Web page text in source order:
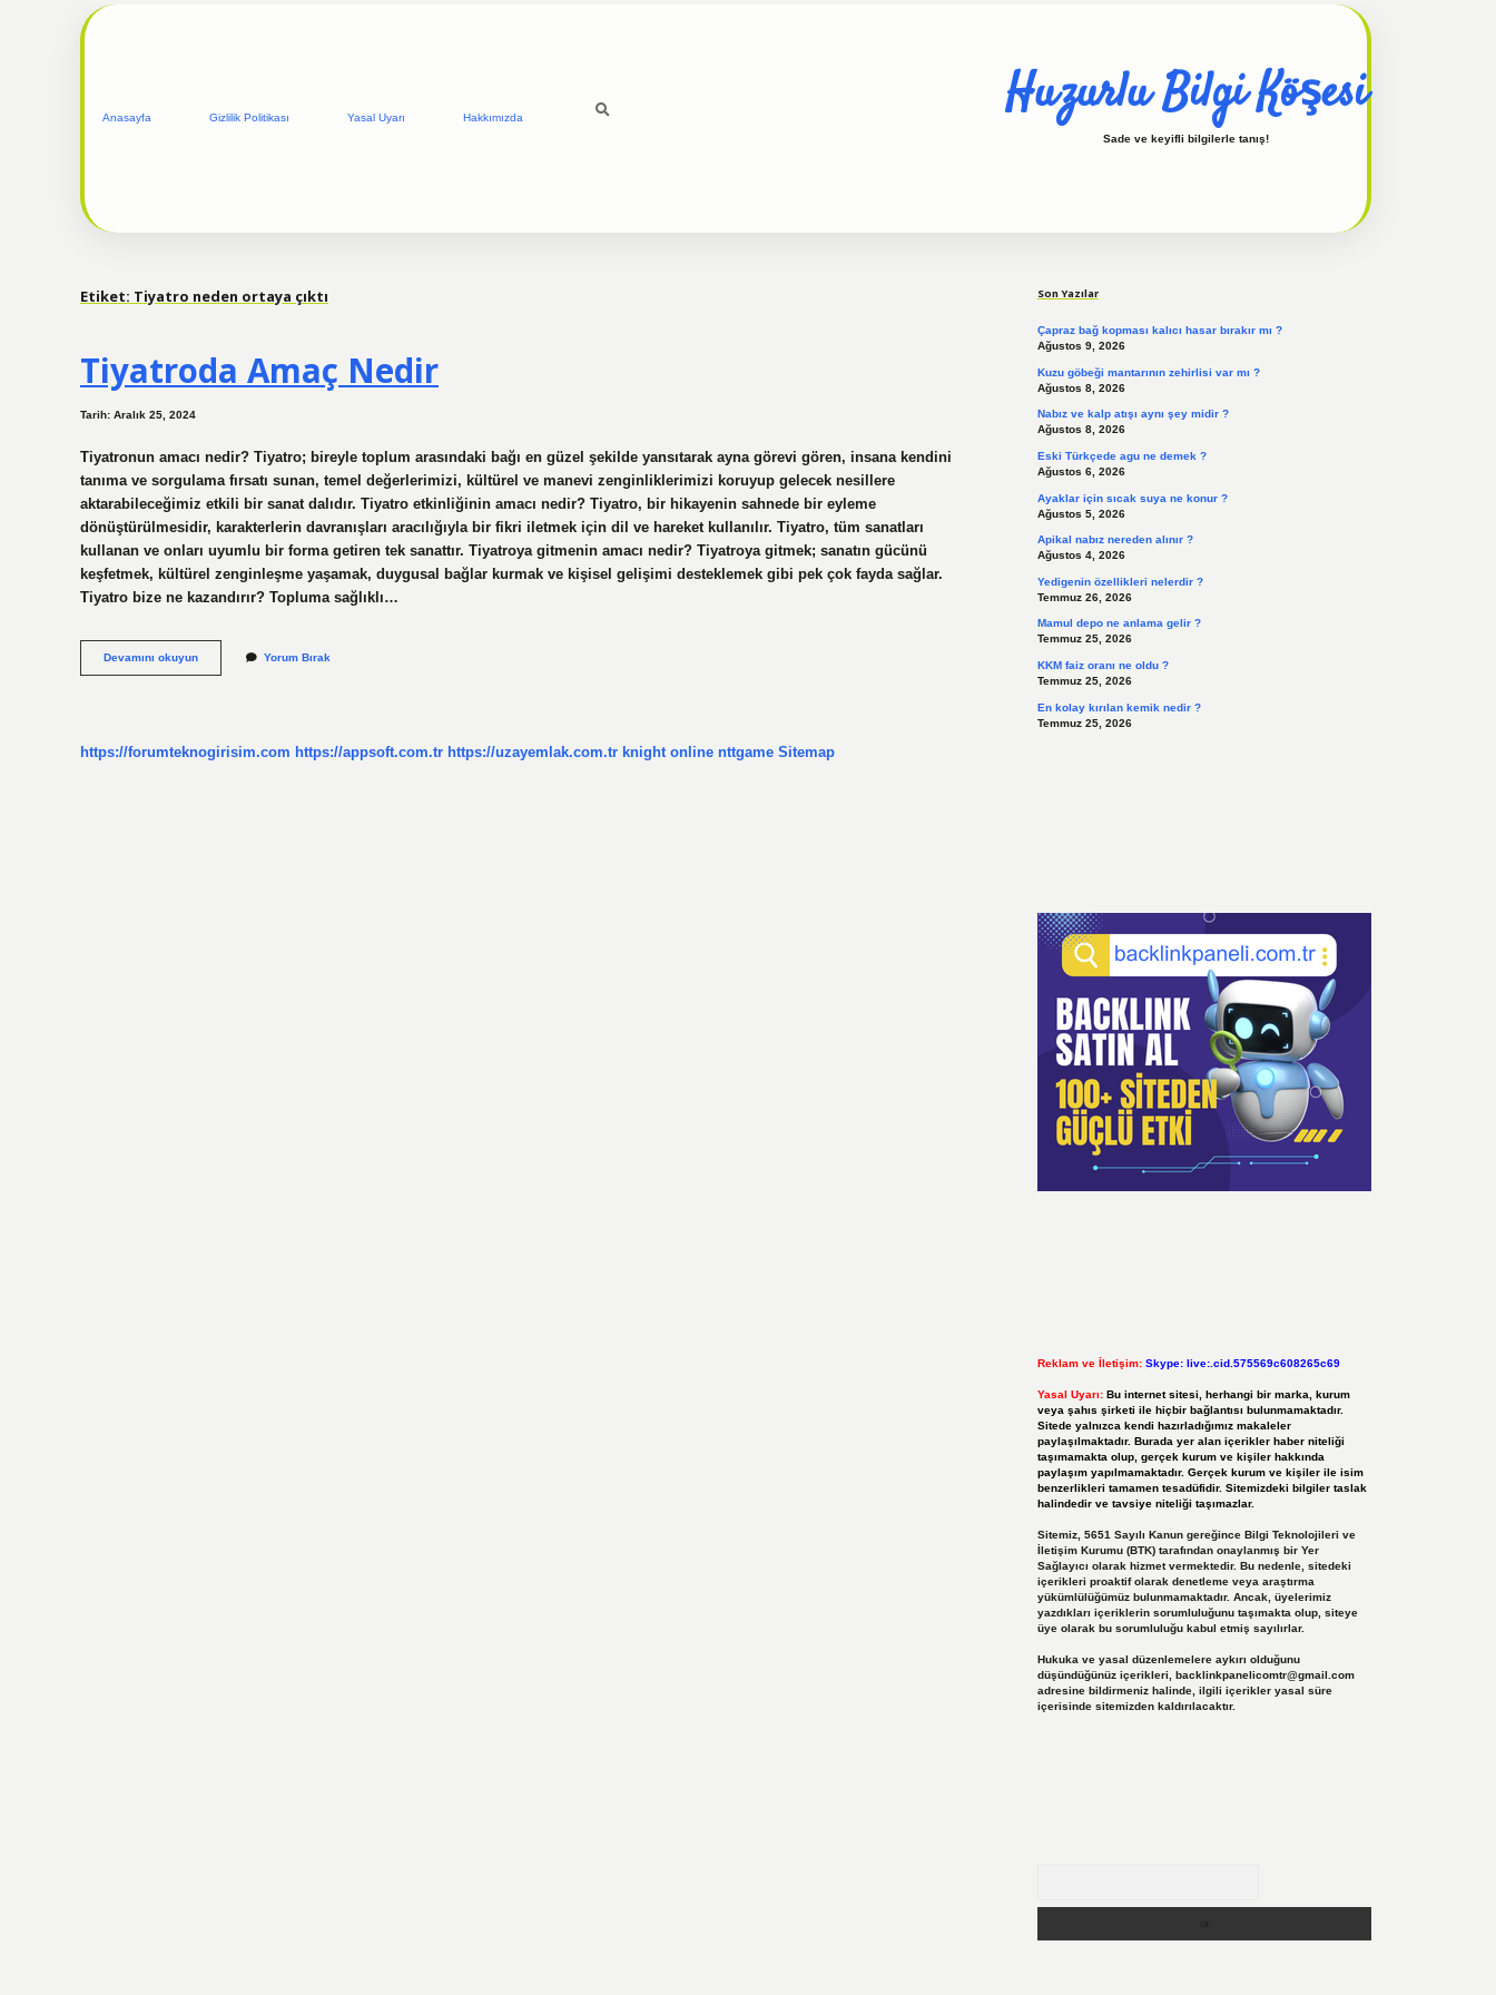
Anasayfa Gizlilik Politikası Yasal Uyarı Hakkımızda Huzurlu Bilgi Köşesi
Sade ve keyifli bilgilerle tanış!
Etiket: Tiyatro neden ortaya çıktı
Tiyatroda Amaç Nedir
Tarih: Aralık 25, 2024
Tiyatronun amacı nedir? Tiyatro; bireyle toplum arasındaki bağı en güzel şekilde yansıtarak ayna görevi gören, insana kendini
tanıma ve sorgulama fırsatı sunan, temel değerlerimizi, kültürel ve manevi zenginliklerimizi koruyup gelecek nesillere
aktarabileceğimiz etkili bir sanat dalıdır. Tiyatro etkinliğinin amacı nedir? Tiyatro, bir hikayenin sahnede bir eyleme
dönüştürülmesidir, karakterlerin davranışları aracılığıyla bir fikri iletmek için dil ve hareket kullanılır. Tiyatro, tüm sanatları
kullanan ve onları uyumlu bir forma getiren tek sanattır. Tiyatroya gitmenin amacı nedir? Tiyatroya gitmek; sanatın gücünü
keşfetmek, kültürel zenginleşme yaşamak, duygusal bağlar kurmak ve kişisel gelişimi desteklemek gibi pek çok fayda sağlar.
Tiyatro bize ne kazandırır? Topluma sağlıklı…
Devamını okuyunTiyatroda
Amaç
Yorum Bırak
https://forumteknogirisim.com https://appsoft.com.tr https://uzayemlak.com.tr knight online nttgame Sitemap
Son Yazılar
Çapraz bağ kopması kalıcı hasar bırakır mı ?
Ağustos 9, 2026
Kuzu göbeği mantarının zehirlisi var mı ?
Ağustos 8, 2026
Nabız ve kalp atışı aynı şey midir ?
Ağustos 8, 2026
Eski Türkçede agu ne demek ?
Ağustos 6, 2026
Ayaklar için sıcak suya ne konur ?
Ağustos 5, 2026
Apikal nabız nereden alınır ?
Ağustos 4, 2026
Yedigenin özellikleri nelerdir ?
Temmuz 26, 2026
Mamul depo ne anlama gelir ?
Temmuz 25, 2026
KKM faiz oranı ne oldu ?
Temmuz 25, 2026
En kolay kırılan kemik nedir ?
Temmuz 25, 2026
Reklam ve İletişim: Skype: live:.cid.575569c608265c69
Yasal Uyarı: Bu internet sitesi, herhangi bir marka, kurum
veya şahıs şirketi ile hiçbir bağlantısı bulunmamaktadır.
Sitede yalnızca kendi hazırladığımız makaleler
paylaşılmaktadır. Burada yer alan içerikler haber niteliği
taşımamakta olup, gerçek kurum ve kişiler hakkında
paylaşım yapılmamaktadır. Gerçek kurum ve kişiler ile isim
benzerlikleri tamamen tesadüfidir. Sitemizdeki bilgiler taslak
halindedir ve tavsiye niteliği taşımazlar.
Sitemiz, 5651 Sayılı Kanun gereğince Bilgi Teknolojileri ve
İletişim Kurumu (BTK) tarafından onaylanmış bir Yer
Sağlayıcı olarak hizmet vermektedir. Bu nedenle, sitedeki
içerikleri proaktif olarak denetleme veya araştırma
yükümlülüğümüz bulunmamaktadır. Ancak, üyelerimiz
yazdıkları içeriklerin sorumluluğunu taşımakta olup, siteye
üye olarak bu sorumluluğu kabul etmiş sayılırlar.
Hukuka ve yasal düzenlemelere aykırı olduğunu
düşündüğünüz içerikleri, backlinkpanelicomtr@gmail.com
adresine bildirmeniz halinde, ilgili içerikler yasal süre
içerisinde sitemizden kaldırılacaktır.